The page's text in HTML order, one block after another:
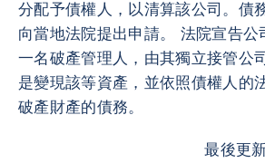
分配予債權人，以清算該公司。債
向當地法院提出申請。 法院宣告公
一名破產管理人，由其獨立接管公
是變現該等資產，並依照債權人的
破產財產的債務。
最後更